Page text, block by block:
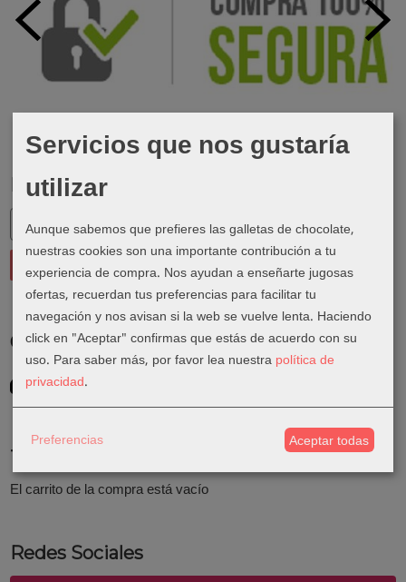
Marcas
Costes de Envío
GRATIS *
Tu Carrito (0)
El carrito de la compra está vacío
Redes Sociales
Servicios que nos gustaría
utilizar
Aunque sabemos que prefieres las galletas de chocolate,
nuestras cookies son una importante contribución a tu
experiencia de compra. Nos ayudan a enseñarte jugosas
ofertas, recuerdan tus preferencias para facilitar tu
navegación y nos avisan si la web se vuelve lenta. Haciendo
click en "Aceptar" confirmas que estás de acuerdo con su
uso. Para saber más, por favor lea nuestra política de
privacidad.
Preferencias Aceptar todas